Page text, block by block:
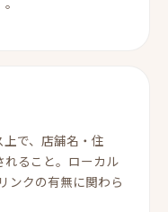
で、店舗名・住
れること。ローカル
ンクの有無に関わら